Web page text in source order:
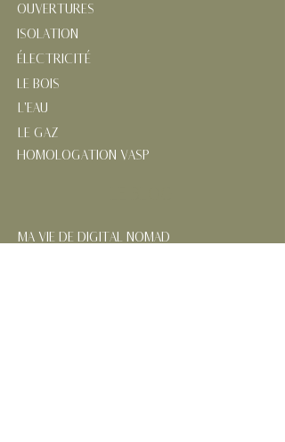
OUVERTURES
ISOLATION
ÉLECTRICITÉ
LE BOIS
L'EAU
LE GAZ
HOMOLOGATION VASP
MA VIE DE DIGITAL NOMAD